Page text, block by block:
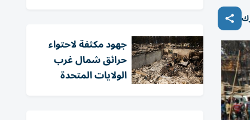
جهود مكثفة لاحتواء
حرائق شمال غرب
الولايات المتحدة